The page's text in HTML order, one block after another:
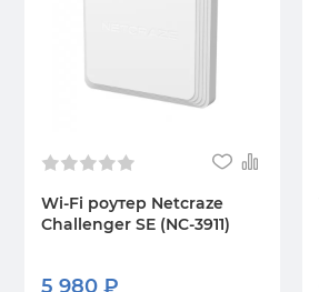
Wi-Fi роутер Netcraze
Challenger SE (NC-3911)
5 980 ₽